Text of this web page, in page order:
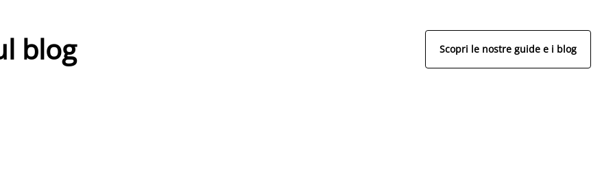
blog Scopri le nostre guide e i blog